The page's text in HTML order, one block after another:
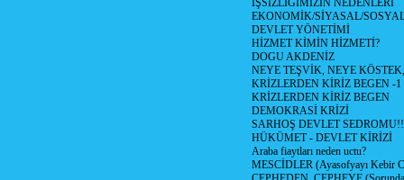
İŞSİZLİĞİMİZİN NEDENLERİ
EKONOMİK/SİYASAL/
DEVLET YÖNETİMİ
HİZMET KİMİN HİZMETİ?
DOGU AKDENİZ
NEYE TEŞVİK, NEYE
KRİZLERDEN KİRİZ BEGEN -1
KRİZLERDEN KİRİZ BEGEN
DEMOKRASİ KRİZİ
SARHOŞ DEVLET SEDROMU!!
HÜKÜMET - DEVLET KİRİZİ
Araba fiaytları neden uctu?
MESCİDLER (Ayasofyayı Kebir